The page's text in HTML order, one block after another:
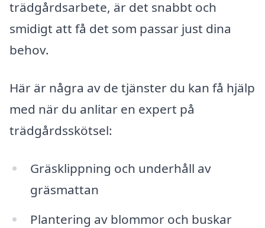
trädgårdsarbete, är det snabbt och
smidigt att få det som passar just dina
behov.
Här är några av de tjänster du kan få hjälp
med när du anlitar en expert på
trädgårdsskötsel:
Gräsklippning och underhåll av
gräsmattan
Plantering av blommor och buskar